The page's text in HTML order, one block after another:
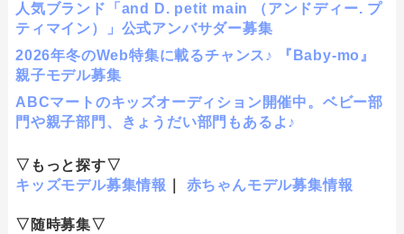
人気ブランド「and D. petit main （アンドディー. プ
ティマイン）」公式アンバサダー募集
2026年冬のWeb特集に載るチャンス♪ 『Baby-mo』
親子モデル募集
ABCマートのキッズオーディション開催中。ベビー部
門や親子部門、きょうだい部門もあるよ♪
▽もっと探す▽
キッズモデル募集情報
赤ちゃんモデル募集情報
▽随時募集▽